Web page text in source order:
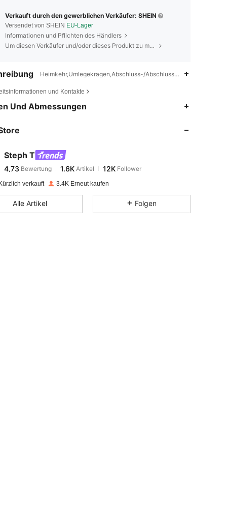
Farbe: Aprikosenfarben, Größe: L
Verkauft durch den gewerblichen Verkäufer: SHEIN
Versendet von SHEIN EU-Lager
Informationen und Pflichten des Händlers
Um diesen Verkäufer und/oder dieses Produkt zu melden
Heimkehr,Umlegekragen,Abschluss-/Abschlusssaison
und Kontakte
Und Abmessungen
Steph T
4,73
4,73Bewertung 1.6K
l***1bezahlt Vor 1 Tag
verkauft 3.4K Erneut kaufen
Alle Artikel Folgen